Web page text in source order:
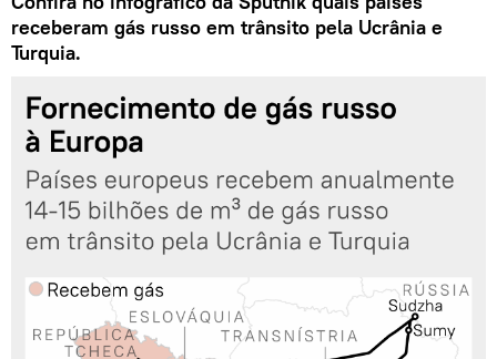
receberam gás russo em trânsito pela Ucrânia e
Turquia.